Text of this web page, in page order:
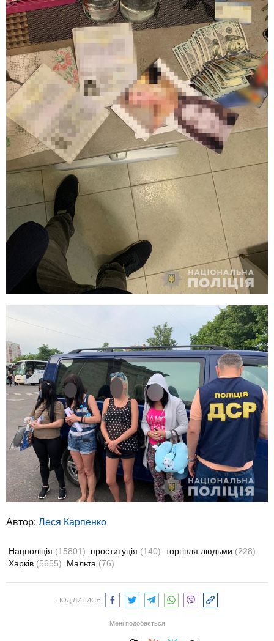
Автор: Леся Карпенко
Нацполіція (15801) проституція (140) торгівля людьми (228)
Харків (5655) Мальта (76)
ПОДІЛИТИСЯ:
Мені подобається